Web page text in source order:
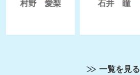
村野 愛梨
石井 瞳
一覧を見る